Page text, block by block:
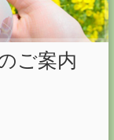
ご案内